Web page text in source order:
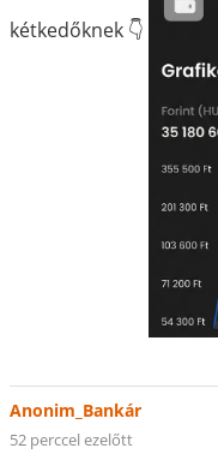
kétkedőknek 👇
Anonim_Bankár
52 perccel ezelőtt